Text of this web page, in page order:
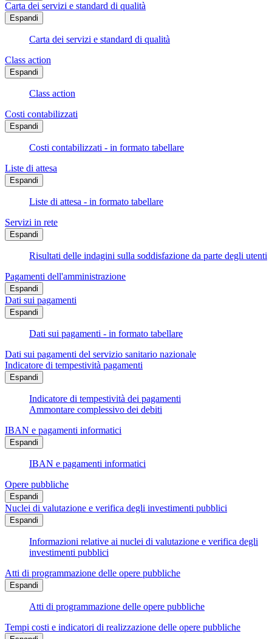
Carta dei servizi e standard di qualità
Espandi
Carta dei servizi e standard di qualità
Class action
Espandi
Class action
Costi contabilizzati
Espandi
Costi contabilizzati - in formato tabellare
Liste di attesa
Espandi
Liste di attesa - in formato tabellare
Servizi in rete
Espandi
Risultati delle indagini sulla soddisfazione da parte degli utenti
Pagamenti dell'amministrazione
Espandi
Dati sui pagamenti
Espandi
Dati sui pagamenti - in formato tabellare
Dati sui pagamenti del servizio sanitario nazionale
Indicatore di tempestività pagamenti
Espandi
Indicatore di tempestività dei pagamenti
Ammontare complessivo dei debiti
IBAN e pagamenti informatici
Espandi
IBAN e pagamenti informatici
Opere pubbliche
Espandi
Nuclei di valutazione e verifica degli investimenti pubblici
Espandi
Informazioni relative ai nuclei di valutazione e verifica degli
investimenti pubblici
Atti di programmazione delle opere pubbliche
Espandi
Atti di programmazione delle opere pubbliche
Tempi costi e indicatori di realizzazione delle opere pubbliche